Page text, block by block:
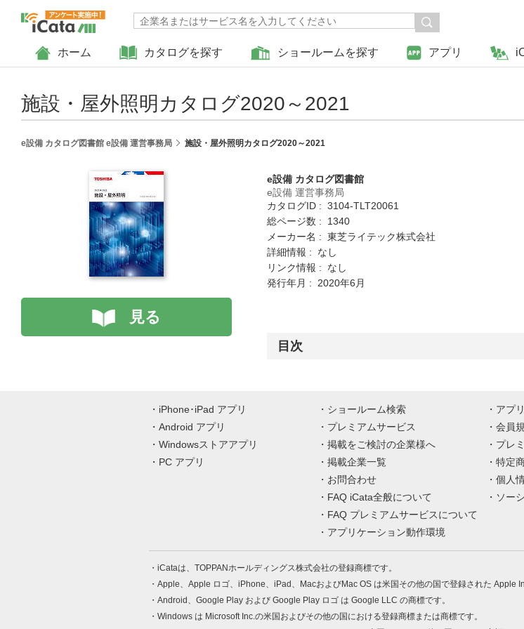
ホーム カタログを探す ショールームを探す アプリ
施設・屋外照明カタログ2020～2021
e設備 カタログ図書館 e設備 運営事務局 施設・屋外照明カタログ2020～2021
見る
e設備 カタログ図書館
e設備 運営事務局
カタログID : 3104-TLT20061
総ページ数 : 1340
メーカー名 : 東芝ライテック株式会社
詳細情報 : なし
リンク情報 : なし
発行年月 : 2020年6月
目次
iPhone･iPad アプリ
Android アプリ
Windowsストアアプリ
PC アプリ
ショールーム検索
プレミアムサービス
掲載をご検討の企業様へ
掲載企業一覧
お問合わせ
FAQ iCata全般について
FAQ プレミアムサービスについて
アプリケーション動作環境
アプ
会員
プレ
特定
個人
ソー
iCataは、TOPPANホールディングス株式会社の登録商標です。
Apple、Apple ロゴ、iPhone、iPad、MacおよびMac OS は米国その他の国で登録された Apple
Android、Google Play および Google Play ロゴ は Google LLC の商標です。
Windows は Microsoft Inc.の米国およびその他の国における登録商標または商標です。